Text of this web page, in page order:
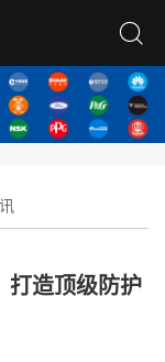
打造顶级防护